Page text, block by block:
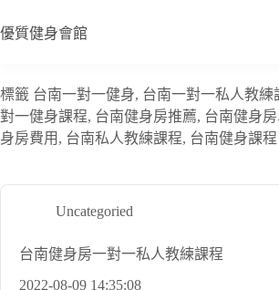
至
內
容
優質健身會館
標籤 台南一對一健身, 台南一對一私人教練
對一健身課程, 台南健身房推薦, 台南健身
身房費用, 台南私人教練課程, 台南健身課程
Uncategoried
台南健身房一對一私人教練課程
2022-08-09 14:35:08